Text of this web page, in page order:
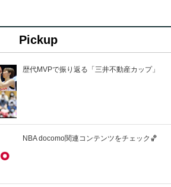
Pickup
歴代MVPで振り返る「三井不動産カップ」
NBA docomo関連コンテンツをチェック🏀